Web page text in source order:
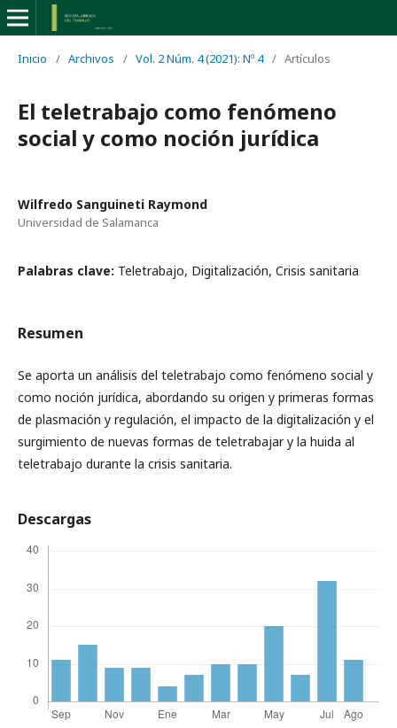
Inicio / Archivos / Vol. 2 Núm. 4 (2021): Nº 4 / Artículos
El teletrabajo como fenómeno
social y como noción jurídica
Wilfredo Sanguineti Raymond
Universidad de Salamanca
Palabras clave: Teletrabajo, Digitalización, Crisis sanitaria
Resumen
Se aporta un análisis del teletrabajo como fenómeno social y
como noción jurídica, abordando su origen y primeras formas
de plasmación y regulación, el impacto de la digitalización y el
surgimiento de nuevas formas de teletrabajar y la huida al
teletrabajo durante la crisis sanitaria.
Descargas